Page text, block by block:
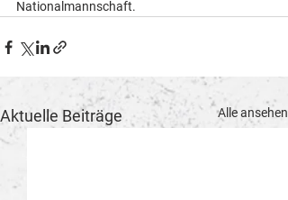
Nationalmannschaft.
Aktuelle Beiträge Alle ansehen